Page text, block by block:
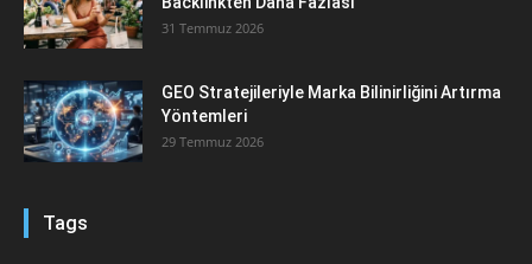
31 Temmuz 2026
GEO Stratejileriyle Marka Bilinirliğini Artırma
Yöntemleri
29 Temmuz 2026
Tags